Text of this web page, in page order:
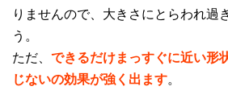
りませんので、大きさにとらわれ過
う。
ただ、 できるだけまっすぐに近い形
じないの効果が強く出ます。